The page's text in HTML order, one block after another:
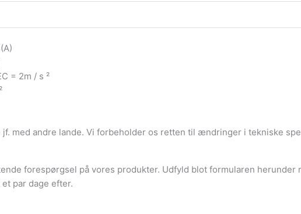
= 2m / s ²
med andre lande. Vi forbeholder os retten til ændringer i tekniske
forespørgsel på vores produkter. Udfyld blot formularen herunder
par dage efter.